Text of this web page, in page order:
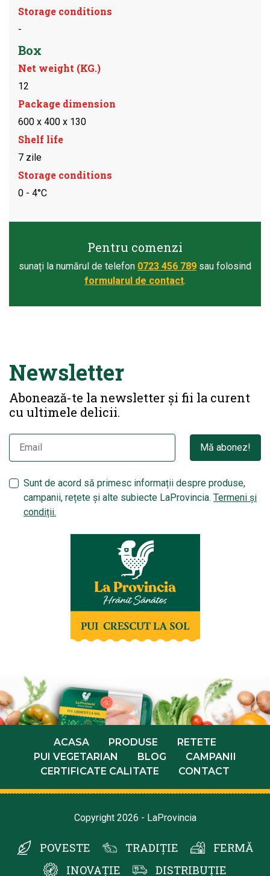
Storage conditions
-
Box
Net weight (KG.)
12
Package dimension
600 x 400 x 130
Shelf life
7 zile
Storage conditions
0 - 4°C
Pentru comenzi
sunați la numărul de telefon 0723 456 789 sau folosind
formularul de contact.
Newsletter
Abonează-te la newsletter și fii la curent
cu ultimele delicii.
Mă abonez!
Sunt de acord să primesc informații despre produse,
campanii, rețete și alte subiecte LaProvincia. Termeni și
condiții.
ACASA PRODUSE
RETETE
PUI VEGETARIAN
BLOG
CAMPANII
CERTIFICATE CALITATE
CONTACT
Copyright 2026 - LaProvincia
POVESTE TRADIȚIE
FERMĂ
INOVAȚIE
DISTRIBUȚIE